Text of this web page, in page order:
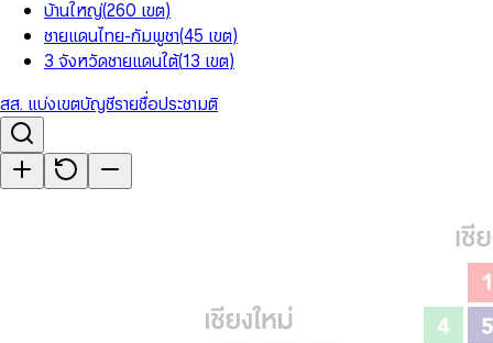
บ้านใหญ่(260 เขต)
ชายแดนไทย-กัมพูชา(45 เขต)
3 จังหวัดชายแดนใต้(13 เขต)
สส. แบ่งเขตบัญชีรายชื่อประชามติ